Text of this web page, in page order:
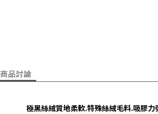
商品討論
極黑絲絨質地柔軟.特殊絲絨毛料.吸膠